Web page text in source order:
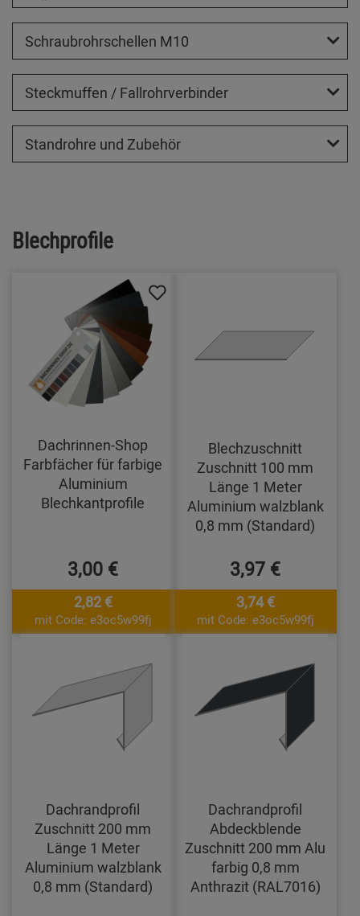
Schraubrohrschellen M10
Steckmuffen / Fallrohrverbinder
Standrohre und Zubehör
Blechprofile
Dachrinnen-Shop
Farbfächer für farbige
Aluminium
Blechkantprofile
3,00 €
2,82 €
mit Code: e3oc5w99fj
Blechzuschnitt
Zuschnitt 100 mm
Länge 1 Meter
Aluminium walzblank
0,8 mm (Standard)
3,97 €
3,74 €
mit Code: e3oc5w99fj
Dachrandprofil
Zuschnitt 200 mm
Länge 1 Meter
Aluminium walzblank
0,8 mm (Standard)
Dachrandprofil
Abdeckblende
Zuschnitt 200 mm Alu
farbig 0,8 mm
Anthrazit (RAL7016)